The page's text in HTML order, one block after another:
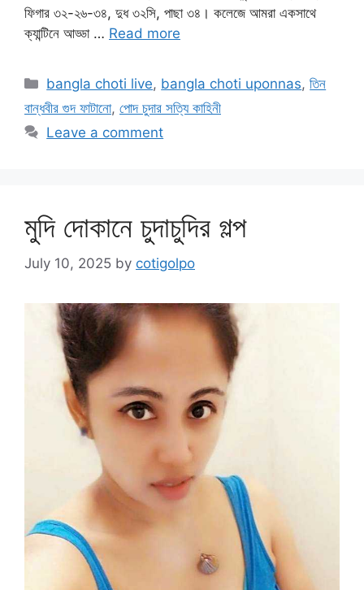
ফিগার ৩২-২৬-৩৪, দুধ ৩২সি, পাছা ৩৪। কলেজে আমরা একসাথে
ক্যান্টিনে আড্ডা … Read more
Categories
bangla choti live, bangla choti uponnas,তিন
বান্ধবীর গুদ ফাটানো, পোদ চুদার সত্যি কাহিনী
Leave a comment
মুদি দোকানে চুদাচুদির গল্প
July 10, 2025 by cotigolpo